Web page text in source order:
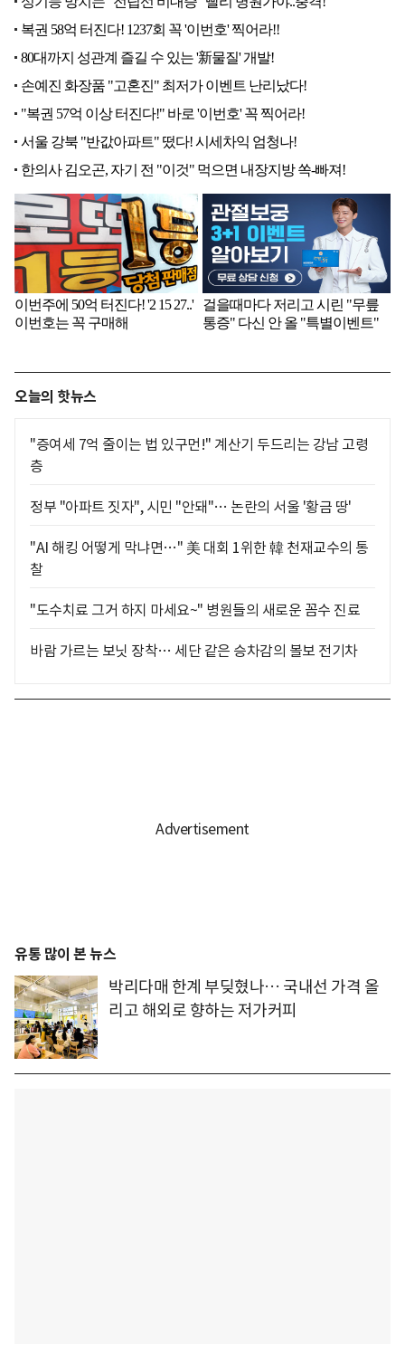
오늘의 핫뉴스
"증여세 7억 줄이는 법 있구먼!" 계산기 두드리는 강남 고령
층
정부 "아파트 짓자", 시민 "안돼"… 논란의 서울 '황금 땅'
"AI 해킹 어떻게 막냐면…" 美 대회 1위한 韓 천재교수의 통
찰
"도수치료 그거 하지 마세요~" 병원들의 새로운 꼼수 진료
바람 가르는 보닛 장착… 세단 같은 승차감의 볼보 전기차
유통 많이 본 뉴스
박리다매 한계 부딪혔나… 국내선 가격 올
리고 해외로 향하는 저가커피